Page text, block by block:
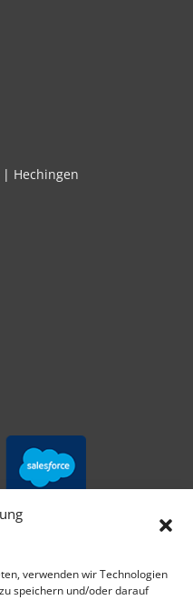
verwenden wir Technologien
speichern und/oder darauf
| Hechingen